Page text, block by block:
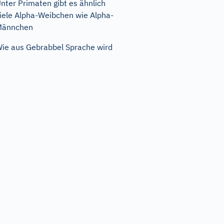
Primaten gibt es ähnlich
Alpha-Weibchen wie Alpha-
aus Gebrabbel Sprache wird